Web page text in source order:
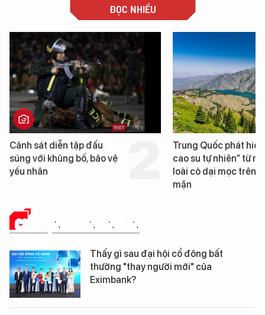
ĐỌC NHIỀU
Trung Quốc phát hiện “mỏ
cao su tự nhiên” từ một
loài cỏ dại mọc trên đất
Loạt dự án bất
Đà Nẵng sắp bị
CHUYỆN DOANH NHÂN
Thấy gì sau đại hội cổ đông bất
thường "thay người mới" của
Eximbank?